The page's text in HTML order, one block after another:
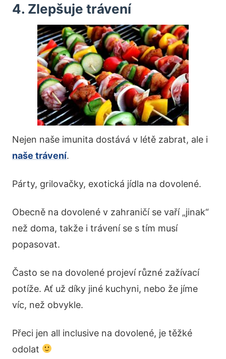
4. Zlepšuje trávení
Nejen naše imunita dostává v létě zabrat, ale i
naše trávení.
Párty, grilovačky, exotická jídla na dovolené.
Obecně na dovolené v zahraničí se vaří „jinak“
než doma, takže i trávení se s tím musí
popasovat.
Často se na dovolené projeví různé zažívací
potíže. Ať už díky jiné kuchyni, nebo že jíme
víc, než obvykle.
Přeci jen all inclusive na dovolené, je těžké
odolat